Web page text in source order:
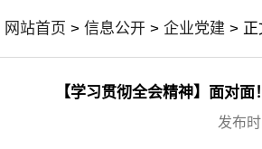
网站首页 >信息公开 >企业党建 > 正
【学习贯彻全会精神】面对
发布